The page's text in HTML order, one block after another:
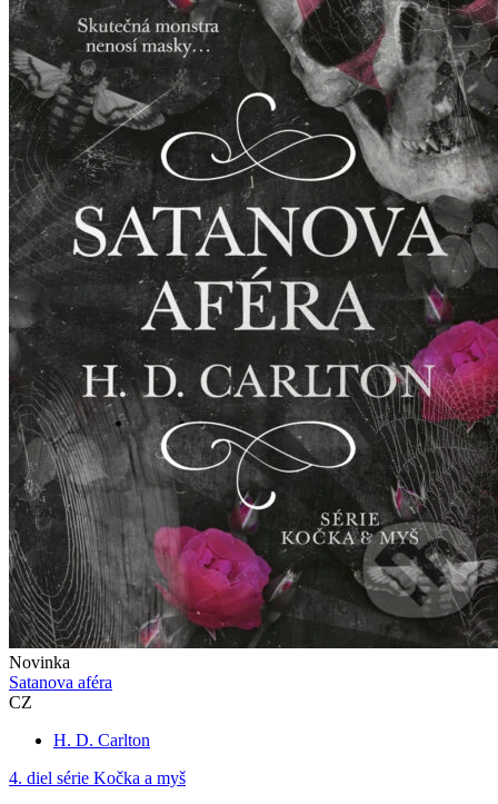
Novinka
Satanova aféra
CZ
H. D. Carlton
4. diel série Kočka a myš